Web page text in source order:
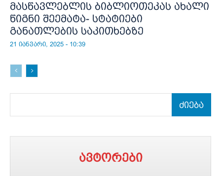
მასწავლებლის ბიბლიოთეკას ახალი
წიგნი შეემატა- სტატიები
განათლების საკითხებზე
21 იანვარი, 2025 - 10:39
ძიება
ავტორები